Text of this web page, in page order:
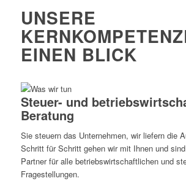
UNSERE
EINEN BLICK
Steuer- und
Beratung
Sie steuern das Unternehmen, wir liefern die
Schritt für Schritt gehen wir mit Ihnen und
Partner für alle betriebswirtschaftlichen und
Fragestellungen.